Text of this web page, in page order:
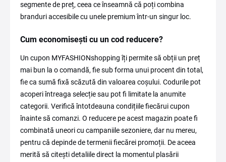
segmente de preț, ceea ce înseamnă că poți combina
branduri accesibile cu unele premium într-un singur loc.
Cum economisești cu un cod reducere?
Un cupon MYFASHIONshopping îți permite să obții un preț
mai bun la o comandă, fie sub forma unui procent din total,
fie ca sumă fixă scăzută din valoarea coșului. Codurile pot
acoperi întreaga selecție sau pot fi limitate la anumite
categorii. Verifică întotdeauna condițiile fiecărui cupon
înainte să comanzi. O reducere pe acest magazin poate fi
combinată uneori cu campaniile sezoniere, dar nu mereu,
pentru că depinde de termenii fiecărei promoții. De aceea
merită să citești detaliile direct la momentul plasării